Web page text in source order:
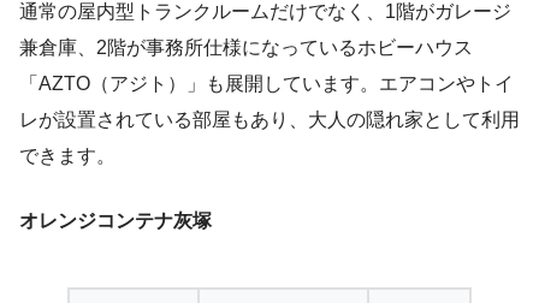
通常の屋内型トランクルームだけでなく、1階がガレージ
兼倉庫、2階が事務所仕様になっているホビーハウス
「AZTO（アジト）」も展開しています。エアコンやトイ
レが設置されている部屋もあり、大人の隠れ家として利用
できます。
オレンジコンテナ灰塚